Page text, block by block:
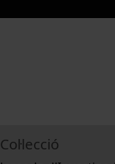
Col·lecció